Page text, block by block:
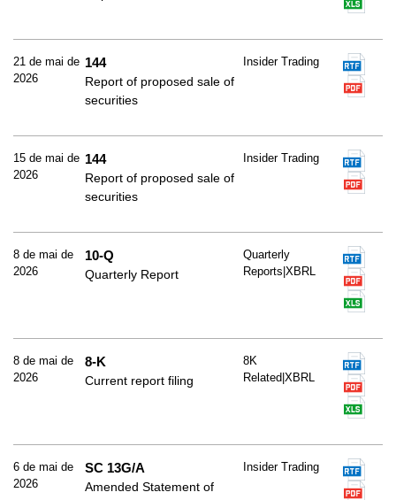
21 de mai de
2026
144
Report of proposed sale of
securities
Insider Trading
15 de mai de
2026
144
Report of proposed sale of
securities
Insider Trading
8 de mai de
2026
10-Q
Quarterly Report
Quarterly
Reports|XBRL
8 de mai de
2026
8-K
Current report filing
8K
Related|XBRL
6 de mai de
2026
SC 13G/A
Amended Statement of
Insider Trading